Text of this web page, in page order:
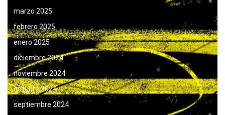
marzo 2025
febrero 2025
enero 2025
diciembre 2024
noviembre 2024
octubre 2024
septiembre 2024